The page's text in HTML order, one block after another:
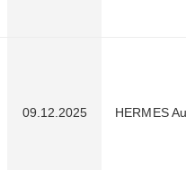
09.12.2025 HERMES